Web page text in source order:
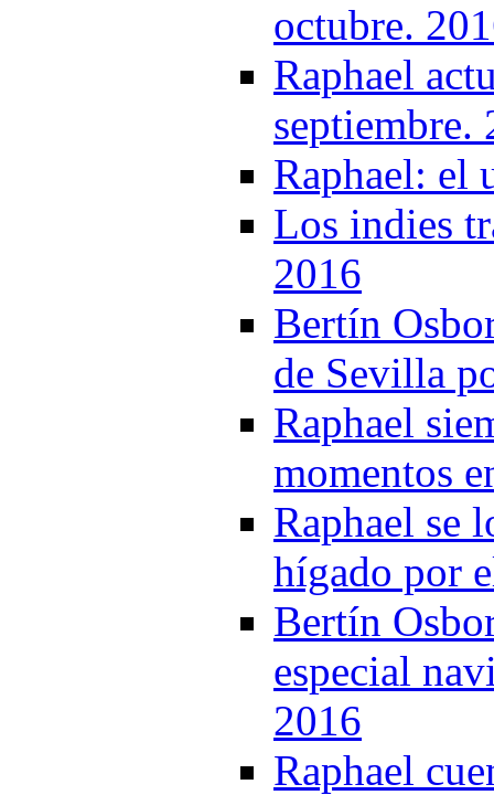
octubre.
Raphael
septiembre.
Raphael: el
Los indies
2016
Bertín
de Sevilla
Raphael
momentos
Raphael se
hígado por
Bertín
especial
2016
Raphael